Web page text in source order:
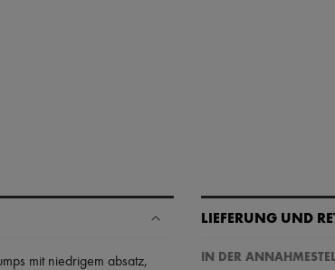
mit niedrigem absatz,
LIEFERUNG UND
IN DER